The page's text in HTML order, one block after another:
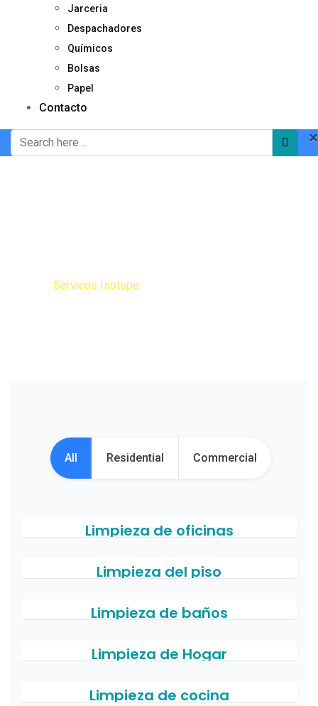
Jarceria
Despachadores
Químicos
Bolsas
Papel
Contacto
×
Services Isotope
All Residential Commercial
Limpieza de oficinas
Limpieza del piso
Limpieza de baños
Limpieza de Hogar
Limpieza de cocina